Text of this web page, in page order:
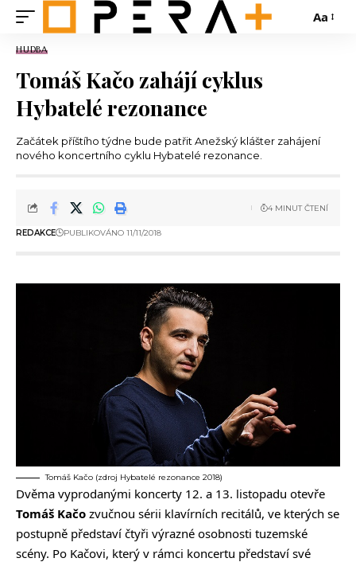
Aa
HUDBA
Tomáš Kačo zahájí cyklus
Hybatelé rezonance
Začátek příštího týdne bude patřit Anežský klášter zahájení
nového koncertního cyklu Hybatelé rezonance.
REDAKCE PUBLIKOVÁNO 11/11/2018
4 MINUT ČTENÍ
Tomáš Kačo (zdroj Hybatelé rezonance 2018)
Dvěma vyprodanými koncerty 12. a 13. listopadu otevře
Tomáš Kačo zvučnou sérii klavírních recitálů, ve kterých se
postupně představí čtyři výrazné osobnosti tuzemské
scény. Po Kačovi, který v rámci koncertu představí své